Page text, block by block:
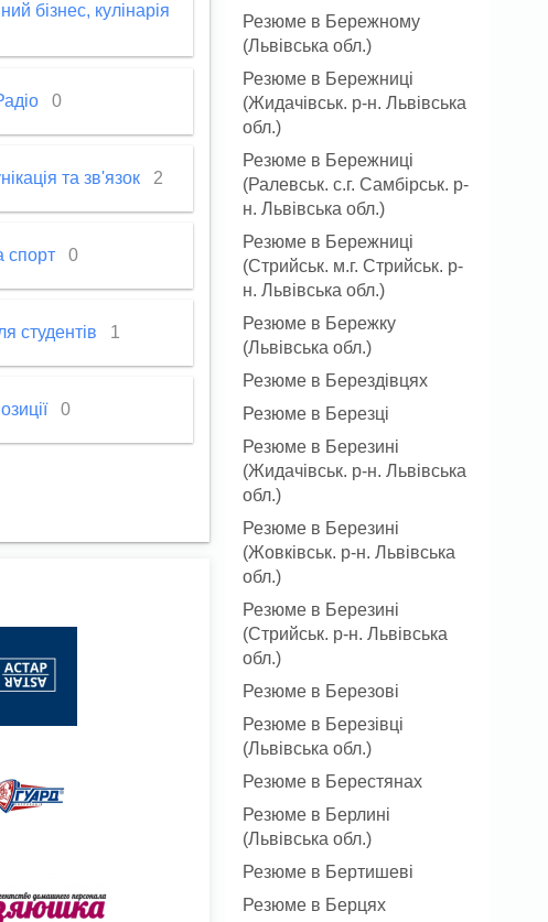
бізнес, кулінарія
0
та зв'язок 2
спорт 0
студентів 1
0
Резюме в Бережному
(Львівська обл.)
Резюме в Бережниці
(Жидачівськ. р-н. Львівська
обл.)
Резюме в Бережниці
(Ралевськ. с.г. Самбірськ. р-
н. Львівська обл.)
Резюме в Бережниці
(Стрийськ. м.г. Стрийськ. р-
н. Львівська обл.)
Резюме в Бережку
(Львівська обл.)
Резюме в Берездівцях
Резюме в Березці
Резюме в Березині
(Жидачівськ. р-н. Львівська
обл.)
Резюме в Березині
(Жовківськ. р-н. Львівська
обл.)
Резюме в Березині
(Стрийськ. р-н. Львівська
обл.)
Резюме в Березові
Резюме в Березівці
(Львівська обл.)
Резюме в Берестянах
Резюме в Берлині
(Львівська обл.)
Резюме в Бертишеві
Резюме в Берцях